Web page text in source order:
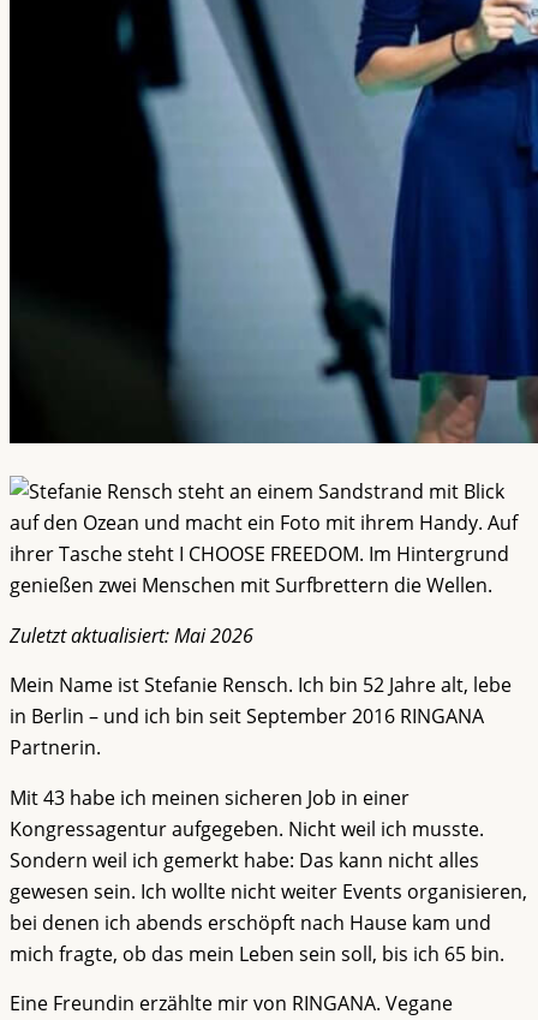
Zuletzt aktualisiert: Mai 2026
Mein Name ist Stefanie Rensch. Ich bin 52 Jahre alt, lebe
in Berlin – und ich bin seit September 2016 RINGANA
Partnerin.
Mit 43 habe ich meinen sicheren Job in einer
Kongressagentur aufgegeben. Nicht weil ich musste.
Sondern weil ich gemerkt habe: Das kann nicht alles
gewesen sein. Ich wollte nicht weiter Events organisieren,
bei denen ich abends erschöpft nach Hause kam und
mich fragte, ob das mein Leben sein soll, bis ich 65 bin.
Eine Freundin erzählte mir von RINGANA. Vegane